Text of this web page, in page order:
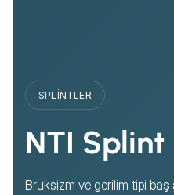
SPLINTLER
NTI Splint
Bruksizm ve gerilim tipi baş